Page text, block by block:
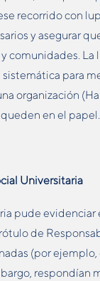
recorrido con
y asegurar
comunidades.
para
organización
en el papel.
Universitaria
pude evidenciar
de
(por
respondían